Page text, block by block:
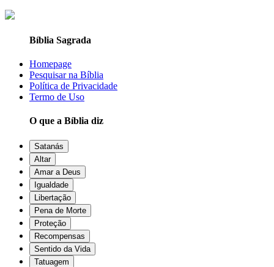
Bíblia Sagrada
Homepage
Pesquisar na Bíblia
Política de Privacidade
Termo de Uso
O que a Bíblia diz
Satanás
Altar
Amar a Deus
Igualdade
Libertação
Pena de Morte
Proteção
Recompensas
Sentido da Vida
Tatuagem